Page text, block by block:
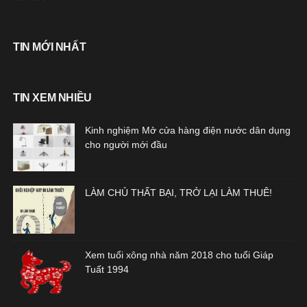
TIN MỚI NHẤT
TIN XEM NHIỀU
Kinh nghiệm Mở cửa hàng điện nước dân dụng
cho người mới đầu
LÀM CHỦ THẤT BẠI, TRỞ LẠI LÀM THUÊ!
Xem tuổi xông nhà năm 2018 cho tuổi Giáp
Tuất 1994